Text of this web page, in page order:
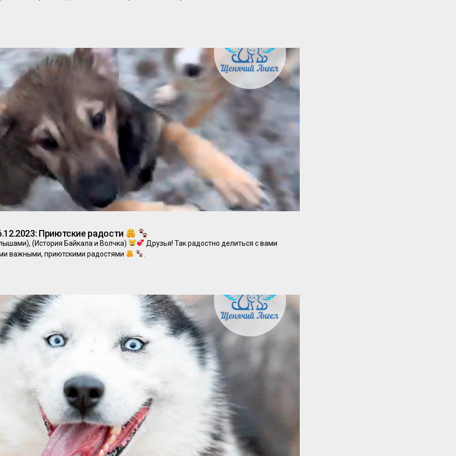
Приютские радости
(История Байкала и Волчка)
Друзья! Так радостно делиться с вами
важными, приютскими радостями